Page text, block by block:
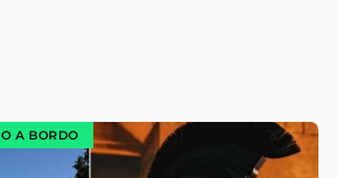
A BORDO